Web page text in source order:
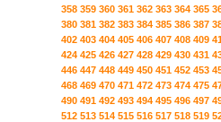
358 359 360 361 362 363 364 365
380 381 382 383 384 385 386 387
402 403 404 405 406 407 408 409
424 425 426 427 428 429 430 431
446 447 448 449 450 451 452 453
468 469 470 471 472 473 474 475
490 491 492 493 494 495 496 497
512 513 514 515 516 517 518 519